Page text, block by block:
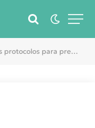
el maltrato a las personas mayores